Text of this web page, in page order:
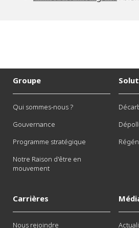
Groupe
Qui sommes-nous ?
Gouvernance
Programme stratégique
Notre Raison d'être en
mouvement
Carrières
Nous rejoindre